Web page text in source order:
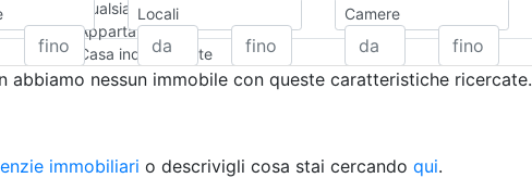
Qualsiasi
Appartamento
Casa indipendente
Casa Semi-indipendente
Rustico/Casale
Locali Camere
abbiamo nessun immobile con queste caratteristiche ricercate.
immobiliari o descrivigli cosa stai cercando qui.